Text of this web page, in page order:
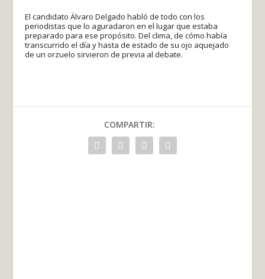
El candidato Älvaro Delgado habló de todo con los
periodistas que lo aguradaron en el lugar que estaba
preparado para ese propósito. Del clima, de cómo había
transcurrido el día y hasta de estado de su ojo aquejado
de un orzuelo sirvieron de previa al debate.
COMPARTIR: